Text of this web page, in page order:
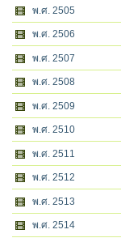
พ.ศ. 2505
พ.ศ. 2506
พ.ศ. 2507
พ.ศ. 2508
พ.ศ. 2509
พ.ศ. 2510
พ.ศ. 2511
พ.ศ. 2512
พ.ศ. 2513
พ.ศ. 2514